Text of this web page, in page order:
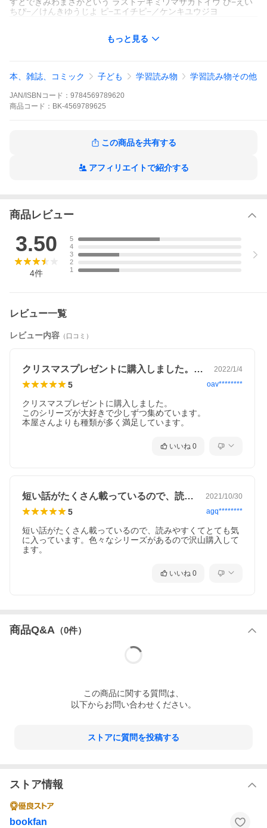
すとできみわまさかという ラストデキミワマサカトイウ ぴ−えい
ちぴ−／けんきゆうじよ ピ−エイチピ−／ケンキユウジヨ
３分間ノンストップショートストーリー
３分間ショートストーリー×２０話！朝読にもぴったり！試練、化
物、魔法…奇想天外なお話を、たっぷり収録。ラストは「まさ
か！」のエンディングをお約束！
もっと見る
本、雑誌、コミック 子ども 学習読み物 学習読み物その他
JAN/ISBNコード： 9784569789620
商品 コード： BK-4569789625
この商品を共有する
アフィリエイトで紹介する
商品レビュー
3.50
4件
5
4
3
2
1
レビュー一覧
レビュー内容 （口コミ）
クリスマスプレゼントに購入しました。こ… 2022/1/4
5 oav********
クリスマスプレゼントに購入しました。
このシリーズが大好きで少しずつ集めています。
本屋さんよりも種類が多く満足しています。
いいね 0
短い話がたくさん載っているので、読みや… 2021/10/30
5 agq********
短い話がたくさん載っているので、読みやすくてとても気
に入っています。色々なシリーズがあるので沢山購入して
ます。
いいね 0
商品Q&A （0件）
この商品に関する質問は、
以下からお問い合わせください。
ストアに質問を投稿する
ストア情報
bookfan